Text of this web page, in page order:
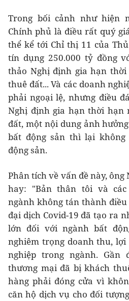
Trong bối cảnh như hiện
Chính phủ là điều rất quý
thể kể tới Chỉ thị 11 của
tín dụng 250.000 tỷ đồng
thảo Nghị định gia hạn
thuê đất... Và các doanh
phải ngoại lệ, nhưng điều
Nghị định gia hạn thời hạn
đất, một nội dung ảnh
bất động sản thì lại không
động sản.
Phân tích về vấn đề này,
hay: "Bản thân tôi và
ngành không tán thành điều
đại dịch Covid-19 đã tạo ra
lớn đối với ngành bất
nghiêm trọng doanh thu, lợi
nghiệp trong ngành. Gần
thương mại đã bị khách
hàng phải đóng cửa vì
căn hộ dịch vụ cho đối